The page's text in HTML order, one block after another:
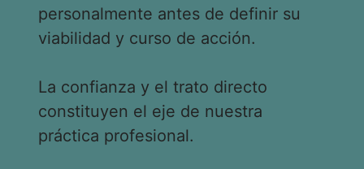
personalmente antes de definir su
viabilidad y curso de acción.
La confianza y el trato directo
constituyen el eje de nuestra
práctica profesional.